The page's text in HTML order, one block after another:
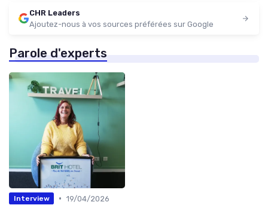
CHR Leaders
Ajoutez-nous à vos sources préférées sur Google
Parole d'experts
Interview • 19/04/2026